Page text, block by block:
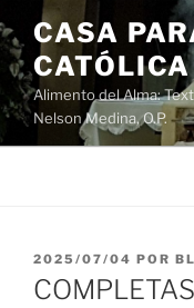
Saltar
al
contenido
CASA
CATÓLICA
Alimento del Alma:
Nelson Medina, O.P.
PUBLICADO
EL
2025/07/04 POR